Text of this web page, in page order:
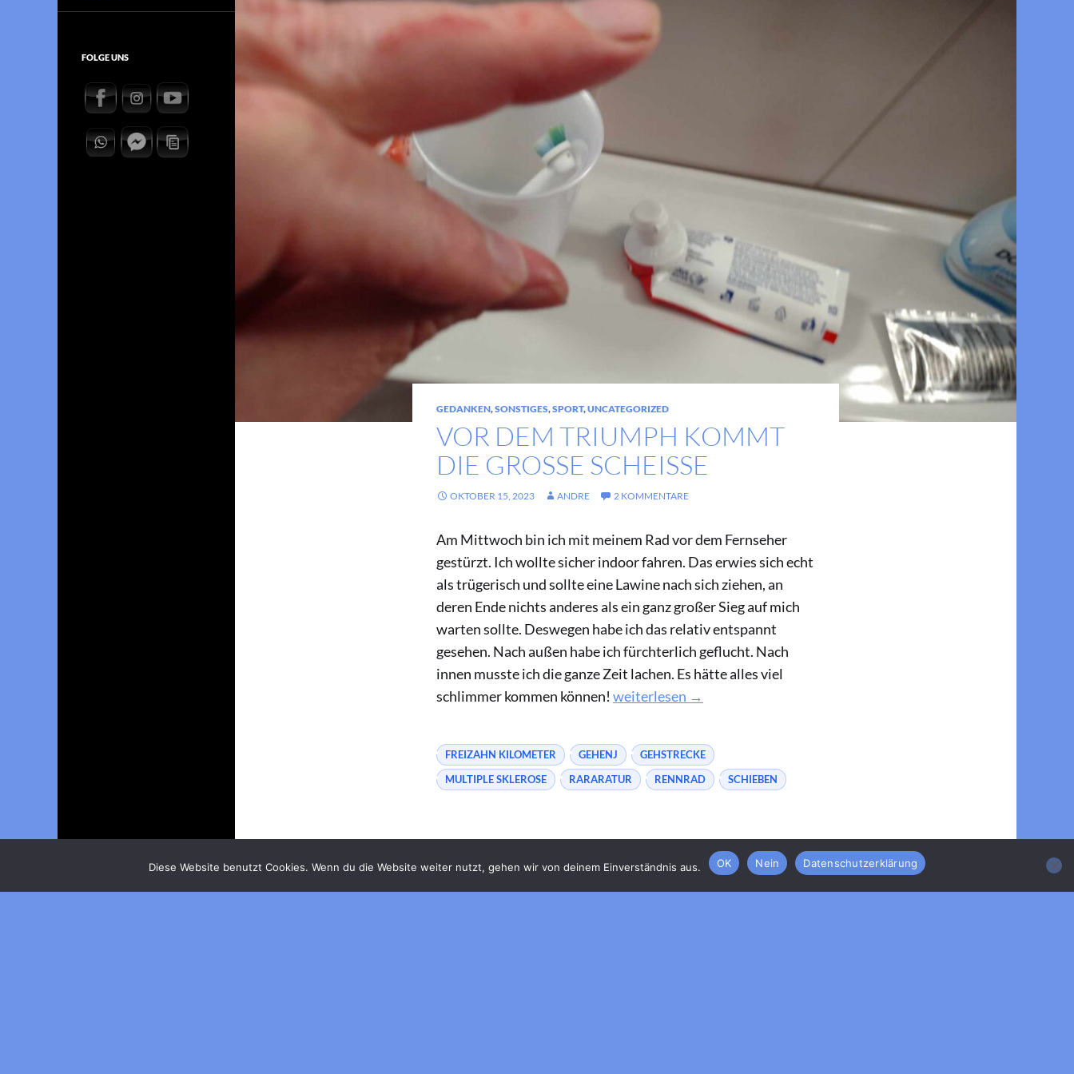
GEDANKEN,SONSTIGES,SPORT,UNCATEGORIZED
VOR DEM TRIUMPH KOMMT
DIE GROSSE SCHEISSE
OKTOBER 15, 2023 ANDRE 2 KOMMENTARE
Am Mittwoch bin ich mit meinem Rad vor dem Fernseher
gestürzt. Ich wollte sicher indoor fahren. Das erwies sich echt
als trügerisch und sollte eine Lawine nach sich ziehen, an
deren Ende nichts anderes als ein ganz großer Sieg auf mich
warten sollte. Deswegen habe ich das relativ entspannt
gesehen. Nach außen habe ich fürchterlich geflucht. Nach
innen musste ich die ganze Zeit lachen. Es hätte alles viel
schlimmer kommen können! Vor dem Triumph kommt die grosse Scheisse
weiterlesen →
FREIZAHN KILOMETER GEHENJ
GEHSTRECKE
MULTIPLE SKLEROSE
RARARATUR RENNRAD SCHIEBEN
FOLGE UNS
Diese Website benutzt Cookies. Wenn du die Website weiter nutzt, gehen wir von deinem Einverständnis aus. OK Nein Datenschutzerklärung